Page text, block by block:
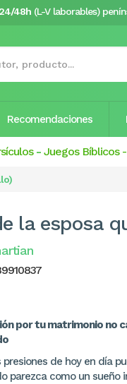
48h (L-V laborables)
Recomendaciones
- Juegos Bíblicos-
la esposa
por tu matrimonio no
presiones de hoy en día
parezca como un sueño